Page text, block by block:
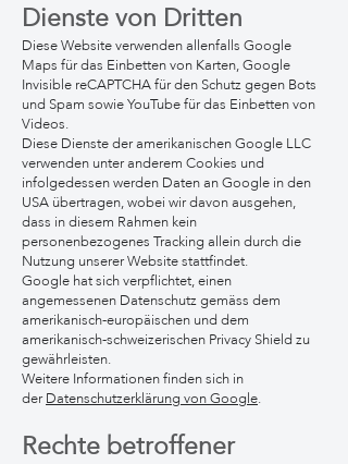
Dienste von Dritten
Diese Website verwenden allenfalls Google
Maps für das Einbetten von Karten, Google
Invisible reCAPTCHA für den Schutz gegen Bots
und Spam sowie YouTube für das Einbetten von
Videos.
Diese Dienste der amerikanischen Google LLC
verwenden unter anderem Cookies und
infolgedessen werden Daten an Google in den
USA übertragen, wobei wir davon ausgehen,
dass in diesem Rahmen kein
personenbezogenes Tracking allein durch die
Nutzung unserer Website stattfindet.
Google hat sich verpflichtet, einen
angemessenen Datenschutz gemäss dem
amerikanisch-europäischen und dem
amerikanisch-schweizerischen Privacy Shield zu
gewährleisten.
Weitere Informationen finden sich in
derDatenschutzerklärung von Google.
Rechte betroffener